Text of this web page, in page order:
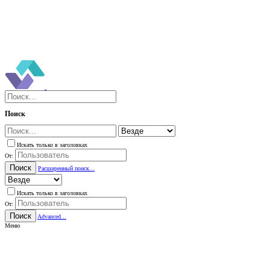
Поиск
Искать только в заголовках
От:
Поиск Расширенный поиск...
Искать только в заголовках
От:
Поиск
Advanced...
Меню